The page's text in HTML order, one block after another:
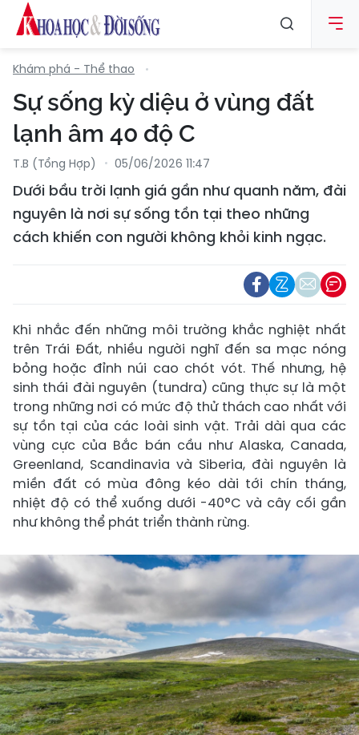
Khám phá - Thể thao
Sự sống kỳ diệu ở vùng đất
lạnh âm 40 độ C
T.B (tổng Hợp) 05/06/2026 11:47
Dưới bầu trời lạnh giá gần như quanh năm, đài
nguyên là nơi sự sống tồn tại theo những
cách khiến con người không khỏi kinh ngạc.
Khi nhắc đến những môi trường khắc nghiệt nhất
trên Trái Đất, nhiều người nghĩ đến sa mạc nóng
bỏng hoặc đỉnh núi cao chót vót. Thế nhưng, hệ
sinh thái đài nguyên (tundra) cũng thực sự là một
trong những nơi có mức độ thử thách cao nhất với
sự tồn tại của các loài sinh vật. Trải dài qua các
vùng cực của Bắc bán cầu như Alaska, Canada,
Greenland, Scandinavia và Siberia, đài nguyên là
miền đất có mùa đông kéo dài tới chín tháng,
nhiệt độ có thể xuống dưới -40°C và cây cối gần
như không thể phát triển thành rừng.